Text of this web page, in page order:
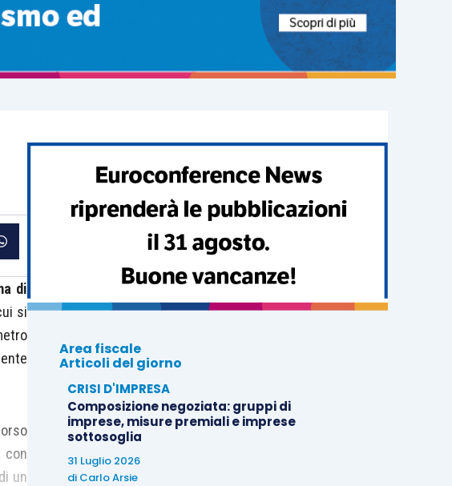
di
si
con
un
Area fiscale
Articoli del giorno
CRISI D'IMPRESA
Composizione negoziata: gruppi di
imprese, misure premiali e imprese
sottosoglia
31 Luglio 2026
di Carlo Arsie